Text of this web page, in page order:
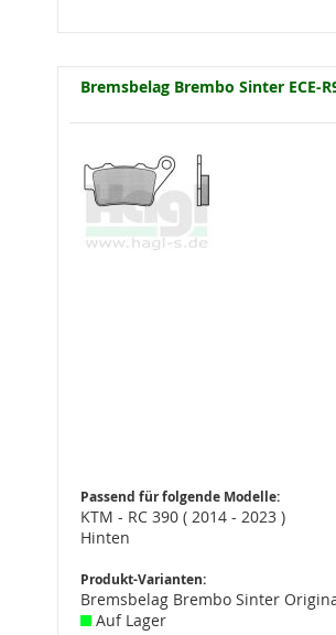
Bremsbelag Brembo Sinter ECE-
Passend für folgende Modelle:
KTM - RC 390 ( 2014 - 2023 )
Hinten
Produkt-Varianten:
Bremsbelag Brembo Sinter
Auf Lager